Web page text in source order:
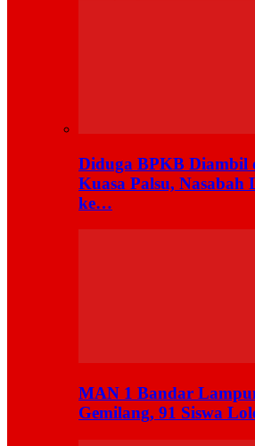
Diduga BPKB Diambil
Kuasa Palsu,
ke…
MAN 1 Bandar
Gemilang, 91 Siswa